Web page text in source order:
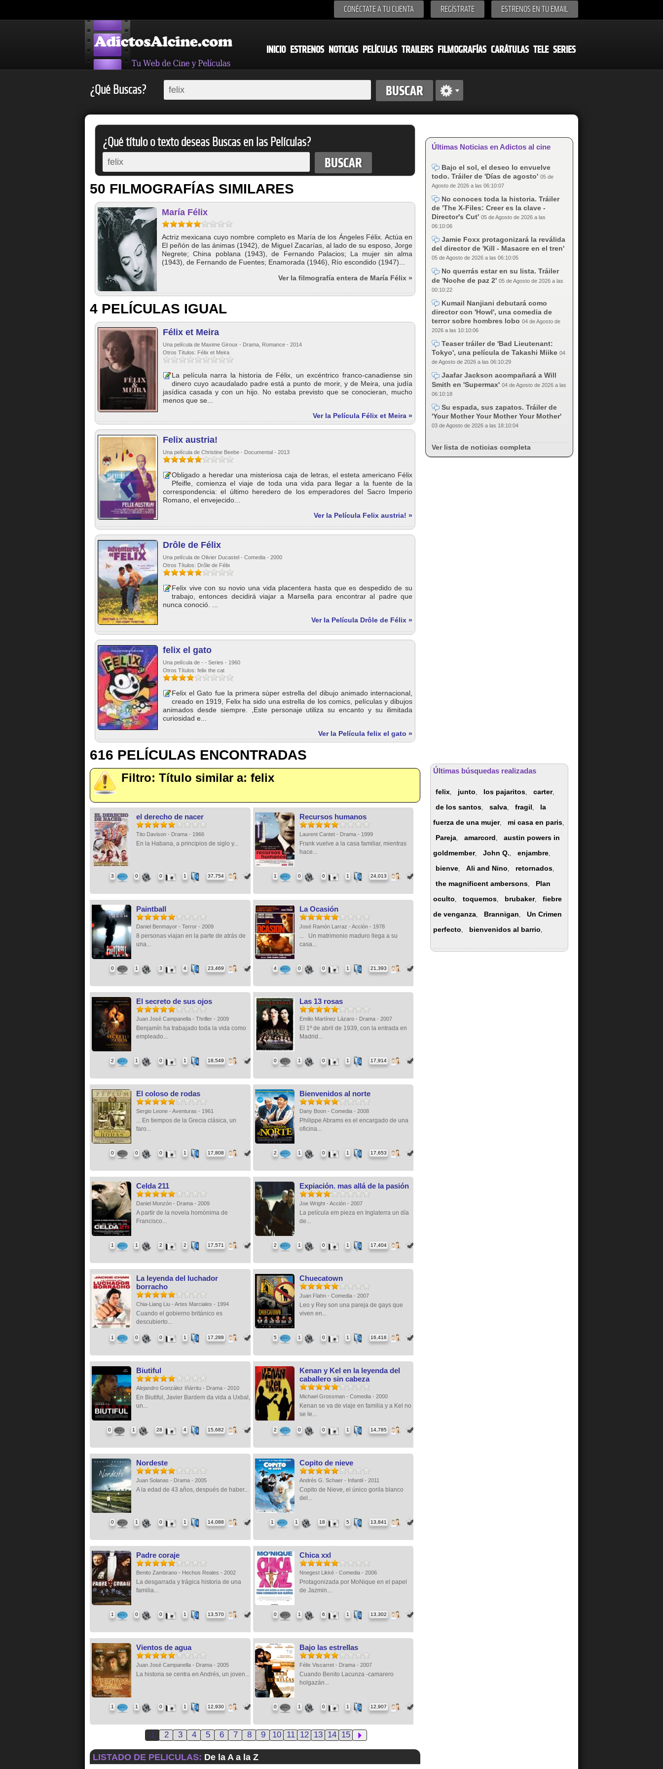
CONÉCTATE A TU CUENTA REGÍSTRATE ESTRENOS EN TU EMAIL
INICIO ESTRENOS NOTICIAS PELÍCULAS TRAILERS FILMOGRAFÍAS CARÁTULAS TELE SERIES
¿Qué Buscas?
¿Qué título o texto deseas Buscas en las Películas?
50 FILMOGRAFÍAS SIMILARES
María Félix
Actriz mexicana cuyo nombre completo es María de los Ángeles Félix. Actúa en
El peñón de las ánimas (1942), de Miguel Zacarías, al lado de su esposo, Jorge
Negrete; China poblana (1943), de Fernando Palacios; La mujer sin alma
(1943), de Fernando de Fuentes; Enamorada (1946), Río escondido (1947)...
Ver la filmografía entera de María Félix »
4 PELÍCULAS IGUAL
Félix et Meira
Una película de Maxime Giroux - Drama, Romance - 2014
Otros Títulos: Félix et Meira
La película narra la historia de Félix, un excéntrico franco-canadiense sin
dinero cuyo acaudalado padre está a punto de morir, y de Meira, una judía
jasídica casada y con un hijo. No estaba previsto que se conocieran, mucho
menos que se...
Ver la Película Félix et Meira »
Felix austria!
Una película de Christine Beebe - Documental - 2013
Obligado a heredar una misteriosa caja de letras, el esteta americano Félix
Pfeifle, comienza el viaje de toda una vida para llegar a la fuente de la
correspondencia: el último heredero de los emperadores del Sacro Imperio
Romano, el envejecido...
Ver la Película Felix austria! »
Drôle de Félix
Una película de Olivier Ducastel - Comedia - 2000
Otros Títulos: Drôle de Félix
Felix vive con su novio una vida placentera hasta que es despedido de su
trabajo, entonces decidirá viajar a Marsella para encontrar al padre que
nunca conoció. ...
Ver la Película Drôle de Félix »
felix el gato
Una película de - - Series - 1960
Otros Títulos: felix the cat
Felix el Gato fue la primera súper estrella del dibujo animado internacional,
creado en 1919, Felix ha sido una estrella de los comics, películas y dibujos
animados desde siempre. ,Este personaje utiliza su encanto y su ilimitada
curiosidad e...
Ver la Película felix el gato »
616 PELÍCULAS ENCONTRADAS
Filtro: Título similar a: felix
el derecho de nacer
Tito Davison - Drama - 1966
En la Habana, a principios de siglo y...
3 0 0 1 37,754
Recursos humanos
Laurent Cantet - Drama - 1999
Frank vuelve a la casa familiar, mientras
hace...
1 0 0 1 24,013
Paintball
Daniel Benmayor - Terror - 2009
8 personas viajan en la parte de atrás de
una...
0 1 3 4 23,469
La Ocasión
José Ramón Larraz - Acción - 1978
... Un matrimonio maduro llega a su
casa...
4 0 0 1 21,393
El secreto de sus ojos
Juan José Campanella - Thriller - 2009
Benjamín ha trabajado toda la vida como
empleado...
2 1 0 1 18,549
Las 13 rosas
Emilio Martínez Lázaro - Drama - 2007
El 1º de abril de 1939, con la entrada en
Madrid...
0 1 0 1 17,914
El coloso de rodas
Sergio Leone - Aventuras - 1961
... En tiempos de la Grecia clásica, un
faro...
0 0 0 1 17,808
Bienvenidos al norte
Dany Boon - Comedia - 2008
Philippe Abrams es el encargado de una
oficina...
2 1 0 1 17,653
Celda 211
Daniel Monzón - Drama - 2009
A partir de la novela homónima de
Francisco...
1 1 2 2 17,571
Expiación. mas allá de la pasión
Joe Wright - Acción - 2007
La película em pieza en Inglaterra un día
de...
2 1 0 1 17,404
La leyenda del luchador
borracho
Chia-Liang Liu - Artes Marciales - 1994
Cuando el gobierno británico es
descubierto...
1 0 0 1 17,288
Chuecatown
Juan Flahn - Comedia - 2007
Leo y Rey son una pareja de gays que
viven en...
5 1 0 1 16,416
Biutiful
Alejandro González Iñárritu - Drama - 2010
En Biutiful, Javier Bardem da vida a Uxbal,
un...
0 1 28 4 15,682
Kenan y Kel en la leyenda del
caballero sin cabeza
Michael Grossman - Comedia - 2000
Kenan se va de viaje en familia y a Kel no
se le...
2 0 0 1 14,785
Nordeste
Juan Solanas - Drama - 2005
A la edad de 43 años, después de haber...
0 1 0 1 14,088
Copito de nieve
Andrés G. Schaer - Infantil - 2011
Copito de Nieve, el único gorila blanco
del...
1 1 18 5 13,841
Padre coraje
Benito Zambrano - Hechos Reales - 2002
La desgarrada y trágica historia de una
familia...
1 0 0 1 13,570
Chica xxl
Nnegest Likké - Comedia - 2006
Protagonizada por MoNique en el papel
de Jazmin...
0 1 6 1 13,302
Vientos de agua
Juan José Campanella - Drama - 2005
La historia se centra en Andrés, un joven...
1 1 0 1 12,930
Bajo las estrellas
Félix Viscarret - Drama - 2007
Cuando Benito Lacunza -camarero
holgazán...
0 1 0 1 12,907
1 2 3 4 5 6 7 8 9 10 11 12 13 14 15
LISTADO DE PELICULAS: De la A a la Z
Últimas Noticias en Adictos al cine
Bajo el sol, el deseo lo envuelve
todo. Tráiler de 'Días de agosto' 05 de
Agosto de 2026 a las 06:10:07
No conoces toda la historia. Tráiler
de 'The X-Files: Creer es la clave -
Director's Cut' 05 de Agosto de 2026 a las
06:10:06
Jamie Foxx protagonizará la reválida
del director de 'Kill - Masacre en el tren'
05 de Agosto de 2026 a las 06:10:05
No querrás estar en su lista. Tráiler
de 'Noche de paz 2' 05 de Agosto de 2026 a las
00:10:22
Kumail Nanjiani debutará como
director con 'Howl', una comedia de
terror sobre hombres lobo 04 de Agosto de
2026 a las 10:10:06
Teaser tráiler de 'Bad Lieutenant:
Tokyo', una película de Takashi Miike 04
de Agosto de 2026 a las 06:10:29
Jaafar Jackson acompañará a Will
Smith en 'Supermax' 04 de Agosto de 2026 a las
06:10:18
Su espada, sus zapatos. Tráiler de
'Your Mother Your Mother Your Mother'
03 de Agosto de 2026 a las 18:10:04
Ver lista de noticias completa
Últimas búsquedas realizadas
felix, junto, los pajaritos, carter,
de los santos, salva, fragil,
la
fuerza de una mujer, mi casa en paris,
Pareja, amarcord,
austin powers in
goldmember, John Q., enjambre,
bienve, Ali and Nino, retornados,
the magnificent ambersons,
Plan
oculto, toquemos, brubaker,
fiebre
de venganza, Brannigan,
Un Crimen
perfecto, bienvenidos al barrio,